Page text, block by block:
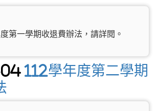
第一學期收退費辦法，請詳閱。
04112學年度第二學期